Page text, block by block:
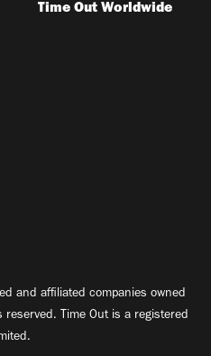
Time Out Worldwide
and affiliated companies owned
reserved. Time Out is a registered